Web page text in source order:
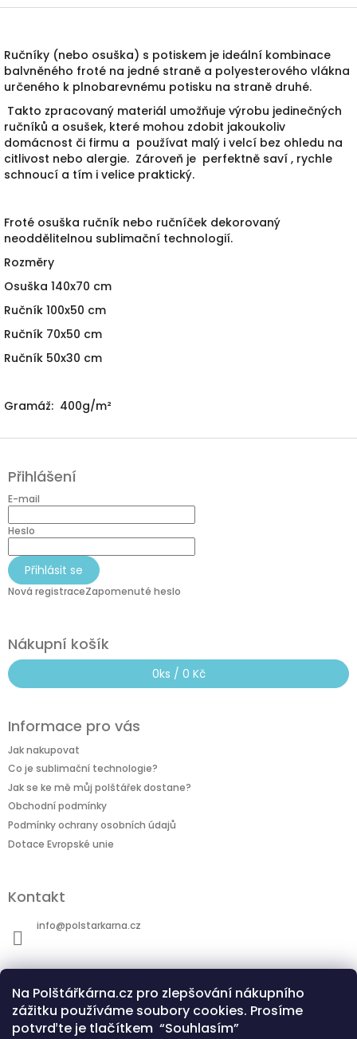
Na Polštářkárna.cz pro zlepšování nákupního
zážitku používáme soubory cookies. Prosíme
potvrďte je tlačítkem “Souhlasím”
Ručníky (nebo osuška) s potiskem je ideální kombinace
balvněného froté na jedné straně a polyesterového vlákna
určeného k plnobarevnému potisku na straně druhé.
Takto zpracovaný materiál umožňuje výrobu jedinečných
ručníků a osušek, které mohou zdobit jakoukoliv
domácnost či firmu a používat malý i velcí bez ohledu na
citlivost nebo alergie. Zároveň je perfektně saví , rychle
schnoucí a tím i velice praktický.
Froté osuška ručník nebo ručníček dekorovaný
neoddělitelnou sublimační technologií.
Rozměry
Osuška 140x70 cm
Ručník 100x50 cm
Ručník 70x50 cm
Ručník 50x30 cm
Gramáž: 400g/m²
Z
p
a
Přihlášení
E-mail
Heslo
Přihlásit se
Nová registraceZapomenuté heslo
Nákupní košík
0ks / 0 Kč
Informace pro vás
Jak nakupovat
Co je sublimační technologie?
Jak se ke mě můj polštářek dostane?
Obchodní podmínky
Podmínky ochrany osobních údajů
Dotace Evropské unie
Kontakt
info@polstarkarna.cz
Dotace Evropské unie Co je sublimační technologie?